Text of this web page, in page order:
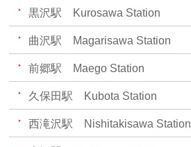
黒沢駅 Kurosawa Station
曲沢駅 Magarisawa Station
前郷駅 Maego Station
久保田駅 Kubota Station
西滝沢駅 Nishitakisawa Station